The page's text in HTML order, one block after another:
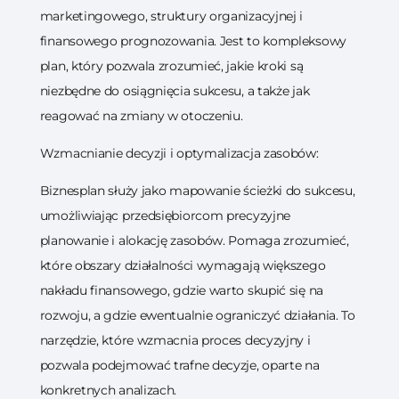
marketingowego, struktury organizacyjnej i
finansowego prognozowania. Jest to kompleksowy
plan, który pozwala zrozumieć, jakie kroki są
niezbędne do osiągnięcia sukcesu, a także jak
reagować na zmiany w otoczeniu.
Wzmacnianie decyzji i optymalizacja zasobów:
Biznesplan służy jako mapowanie ścieżki do sukcesu,
umożliwiając przedsiębiorcom precyzyjne
planowanie i alokację zasobów. Pomaga zrozumieć,
które obszary działalności wymagają większego
nakładu finansowego, gdzie warto skupić się na
rozwoju, a gdzie ewentualnie ograniczyć działania. To
narzędzie, które wzmacnia proces decyzyjny i
pozwala podejmować trafne decyzje, oparte na
konkretnych analizach.